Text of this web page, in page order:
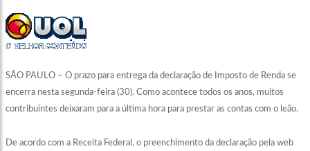
SÃO PAULO – O prazo para entrega da declaração de Imposto de Renda se
encerra nesta segunda-feira (30). Como acontece todos os anos, muitos
contribuintes deixaram para a última hora para prestar as contas com o leão.
De acordo com a Receita Federal, o preenchimento da declaração pela web